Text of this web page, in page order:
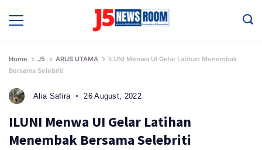
Home J5 ARUS UTAMA
ILUNI Menwa UI Gelar Latihan Menembak
Bersama Selebriti
Alia Safira 26 August, 2022
ILUNI Menwa UI Gelar Latihan
Menembak Bersama Selebriti